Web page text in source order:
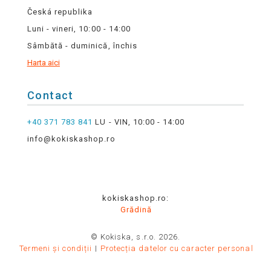
Česká republika
Luni - vineri, 10:00 - 14:00
Sâmbătă - duminică, închis
Harta aici
Contact
+40 371 783 841 LU - VIN, 10:00 - 14:00
info@kokiskashop.ro
kokiskashop.ro:
Grădină
© Kokiska, s.r.o. 2026.
Termeni și condiții
Protecția datelor cu caracter personal